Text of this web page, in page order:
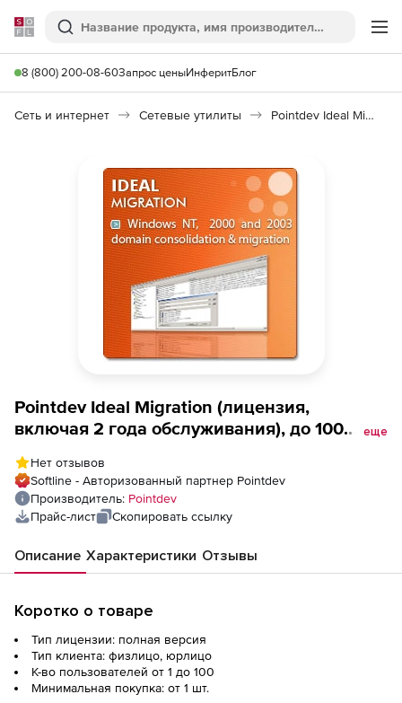
Softline
Поиск
8 (800) 200-08-60Запрос ценыИнферитБлог
Сеть и интернет Сетевые утилиты Pointdev Ideal Migration
Pointdev Ideal Migration (лицензия,
включая 2 года обслуживания), до 100
еще
Нет отзывов
Softline - Авторизованный партнер Pointdev
Производитель: Pointdev
Прайс-лист
Скопировать ссылку
Описание Характеристики Отзывы
Коротко о товаре
Тип лицензии: полная версия
Тип клиента: физлицо, юрлицо
К-во пользователей от 1 до 100
Минимальная покупка: от 1 шт.